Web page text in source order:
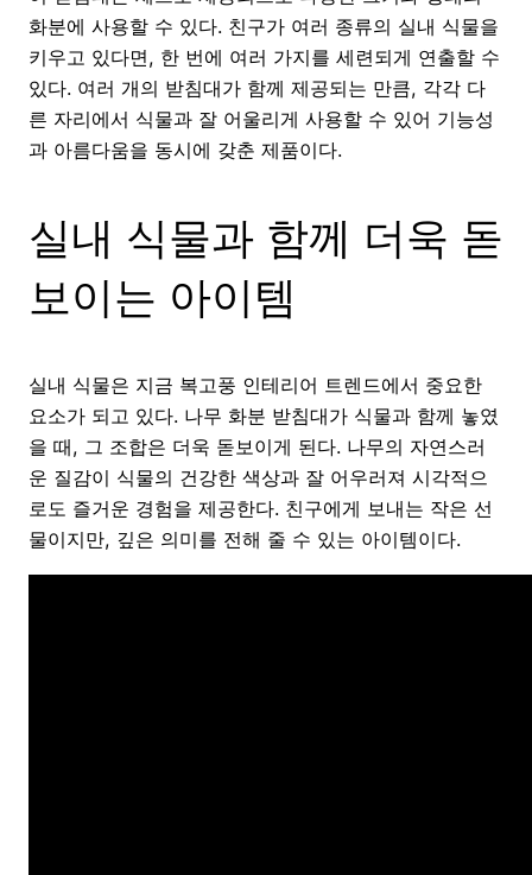
화분에 사용할 수 있다. 친구가 여러 종류의 실내 식물을
키우고 있다면, 한 번에 여러 가지를 세련되게 연출할 수
있다. 여러 개의 받침대가 함께 제공되는 만큼, 각각 다
른 자리에서 식물과 잘 어울리게 사용할 수 있어 기능성
과 아름다움을 동시에 갖춘 제품이다.
실내 식물과 함께 더욱 돋
보이는 아이템
실내 식물은 지금 복고풍 인테리어 트렌드에서 중요한
요소가 되고 있다. 나무 화분 받침대가 식물과 함께 놓였
을 때, 그 조합은 더욱 돋보이게 된다. 나무의 자연스러
운 질감이 식물의 건강한 색상과 잘 어우러져 시각적으
로도 즐거운 경험을 제공한다. 친구에게 보내는 작은 선
물이지만, 깊은 의미를 전해 줄 수 있는 아이템이다.